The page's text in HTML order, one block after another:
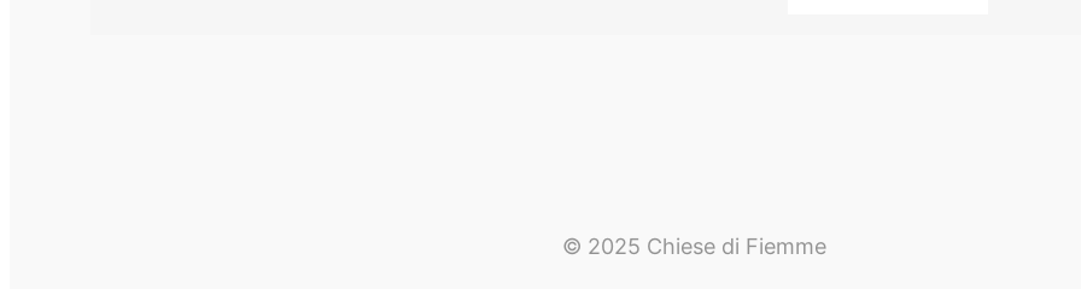
© 2025 Chiese di Fiemme